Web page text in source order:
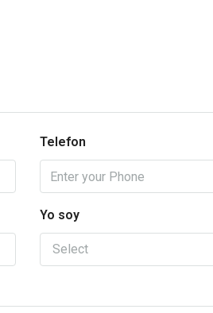
Telefon
Yo soy
Select